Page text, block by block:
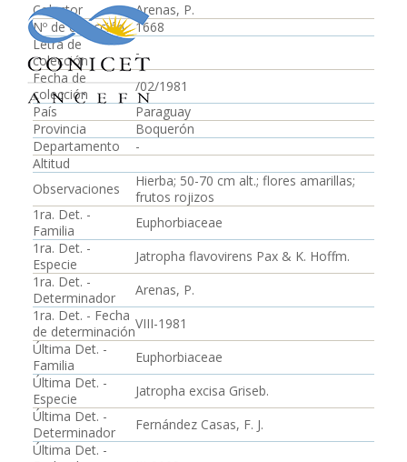
Colector
Arenas, P.
Nº de colección
1668
Letra de
colección
-
Fecha de
colección
/02/1981
País
Paraguay
Provincia
Boquerón
Departamento
-
Altitud
Observaciones
Hierba; 50-70 cm alt.; flores amarillas;
frutos rojizos
1ra. Det. -
Familia
Euphorbiaceae
1ra. Det. -
Especie
Jatropha flavovirens Pax & K. Hoffm.
1ra. Det. -
Determinador
Arenas, P.
1ra. Det. - Fecha
de determinaciónVIII-1981
Última Det. -
Familia
Euphorbiaceae
Última Det. -
Especie
Jatropha excisa Griseb.
Última Det. -
Determinador
Fernández Casas, F. J.
Última Det. -